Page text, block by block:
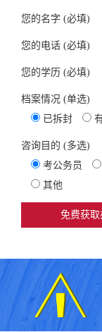
您的名字 (必填)
您的电话 (必填)
您的学历 (必填)
档案情况 (单选)
已拆封
咨询目的 (多选)
考公务员
其他